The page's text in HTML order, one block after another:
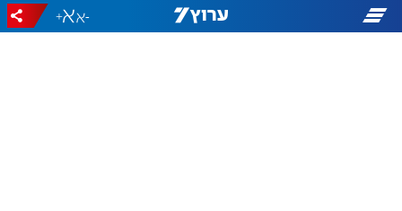
-
+